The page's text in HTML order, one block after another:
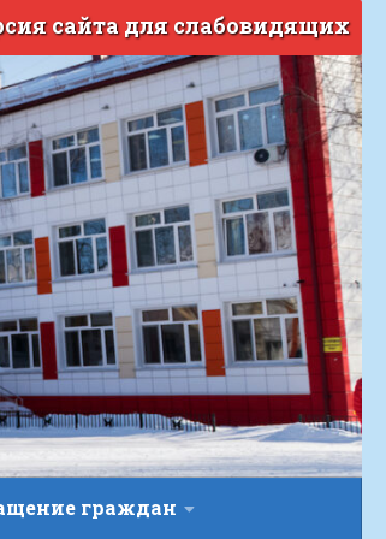
сайта для слабовидящих
граждан